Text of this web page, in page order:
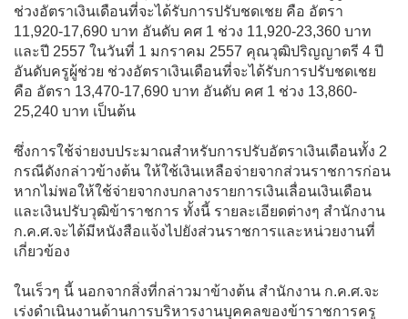
ช่วงอัตราเงินเดือนที่จะได้รับการปรับชดเชย คือ อัตรา
11,920-17,690 บาท อันดับ คศ 1 ช่วง 11,920-23,360 บาท
และปี 2557 ในวันที่ 1 มกราคม 2557 คุณวุฒิปริญญาตรี 4 ปี
อันดับครูผู้ช่วย ช่วงอัตราเงินเดือนที่จะได้รับการปรับชดเชย
คือ อัตรา 13,470-17,690 บาท อันดับ คศ 1 ช่วง 13,860-
25,240 บาท เป็นต้น
ซึ่งการใช้จ่ายงบประมาณสำหรับการปรับอัตราเงินเดือนทั้ง 2
กรณีดังกล่าวข้างต้น ให้ใช้เงินเหลือจ่ายจากส่วนราชการก่อน
หากไม่พอให้ใช้จ่ายจากงบกลางรายการเงินเลื่อนเงินเดือน
และเงินปรับวุฒิข้าราชการ ทั้งนี้ รายละเอียดต่างๆ สำนักงาน
ก.ค.ศ.จะได้มีหนังสือแจ้งไปยังส่วนราชการและหน่วยงานที่
เกี่ยวข้อง
ในเร็วๆ นี้ นอกจากสิ่งที่กล่าวมาข้างต้น สำนักงาน ก.ค.ศ.จะ
เร่งดำเนินงานด้านการบริหารงานบุคคลของข้าราชการครู